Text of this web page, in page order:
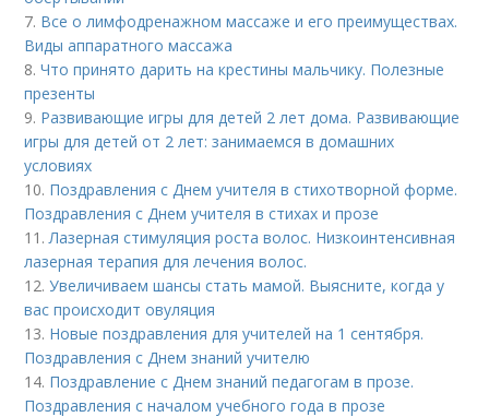
7. Все о лимфодренажном массаже и его преимуществах.
Виды аппаратного массажа
8.Что принято дарить на крестины мальчику. Полезные
презенты
9. Развивающие игры для детей 2 лет дома. Развивающие
игры для детей от 2 лет: занимаемся в домашних
условиях
10. Поздравления с Днем учителя в стихотворной форме.
Поздравления с Днем учителя в стихах и прозе
11. Лазерная стимуляция роста волос. Низкоинтенсивная
лазерная терапия для лечения волос.
12.Увеличиваем шансы стать мамой. Выясните, когда у
вас происходит овуляция
13. Новые поздравления для учителей на 1 сентября.
Поздравления с Днем знаний учителю
14. Поздравление с Днем знаний педагогам в прозе.
Поздравления с началом учебного года в прозе